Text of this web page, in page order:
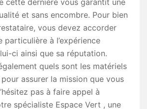
cette dernière vous garantit une
et sans encombre. Pour bien
vous devez accorder
particulière à l’expérience
ci ainsi que sa réputation.
quels sont les matériels
assurer la mission que vous
pas à faire appel à
spécialiste Espace Vert , une